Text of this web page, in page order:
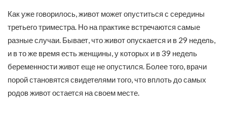
Как уже говорилось, живот может опуститься с середины
третьего триместра. Но на практике встречаются самые
разные случаи. Бывает, что живот опускается и в 29 недель,
и в то же время есть женщины, у которых и в 39 недель
беременности живот еще не опустился. Более того, врачи
порой становятся свидетелями того, что вплоть до самых
родов живот остается на своем месте.